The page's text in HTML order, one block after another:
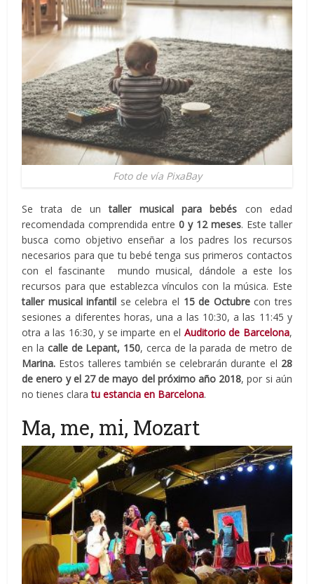
Foto de vía PixaBay
Se trata de untaller musical para bebés con edad
recomendada comprendida entre 0 y 12 meses. Este taller
busca como objetivo enseñar a los padres los recursos
necesarios para que tu bebé tenga sus primeros contactos
con el fascinante mundo musical, dándole a este los
recursos para que establezca vínculos con la música. Este
taller musical infantil se celebra el 15 de Octubrecon tres
sesiones a diferentes horas, una a las 10:30, a las 11:45 y
otra a las 16:30, y se imparte en el Auditorio de Barcelona,
en la calle de Lepant, 150, cerca de la parada de metro de
Marina. Estos talleres también se celebrarán durante el 28
de enero y el 27 de mayo del próximo año 2018, por si aún
no tienes claratu estancia en Barcelona.
Ma, me, mi, Mozart